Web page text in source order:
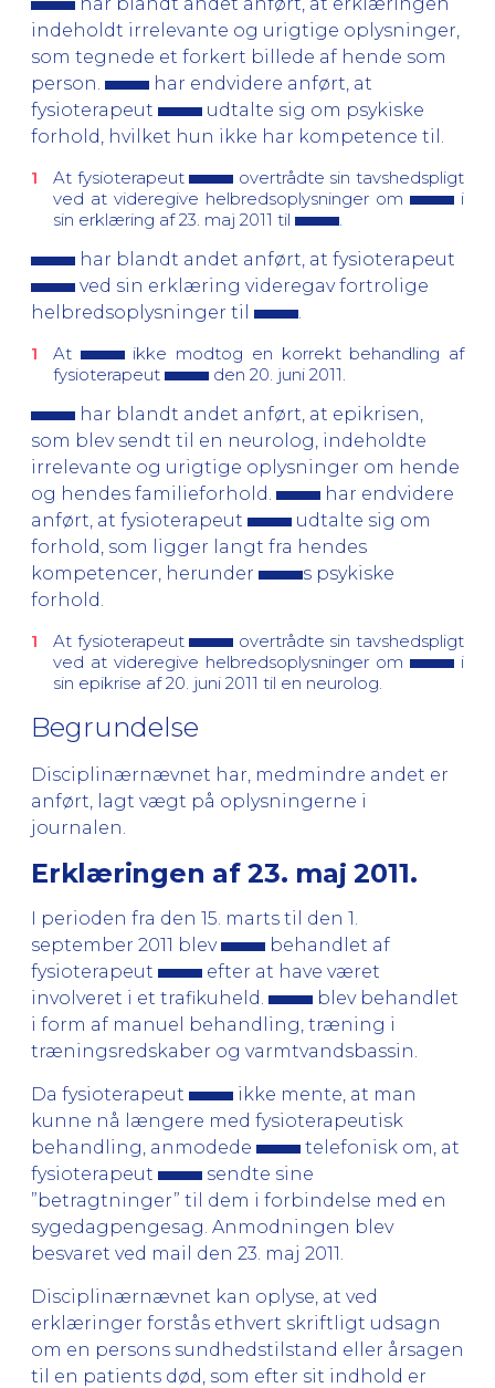
indeholdt irrelevante og urigtige oplysninger,
som tegnede et forkert billede af hende som
person.
har endvidere anført, at
fysioterapeut
udtalte sig om psykiske
forhold, hvilket hun ikke har kompetence til.
At fysioterapeut
overtrådte sin tavshedspligt
ved at videregive helbredsoplysninger om
i
sin erklæring af 23. maj 2011 til
har blandt andet anført, at fysioterapeut
ved sin erklæring videregav fortrolige
helbredsoplysninger til
At
ikke modtog en korrekt behandling af
fysioterapeut
den 20. juni 2011.
har blandt andet anført, at epikrisen,
som blev sendt til en neurolog, indeholdte
irrelevante og urigtige oplysninger om hende
og hendes familieforhold.
har endvidere
anført, at fysioterapeut
udtalte sig om
forhold, som ligger langt fra hendes
kompetencer, herunder
s psykiske
forhold.
At fysioterapeut
overtrådte sin tavshedspligt
ved at videregive helbredsoplysninger om
i
sin epikrise af 20. juni 2011 til en neurolog.
Begrundelse
Disciplinærnævnet har, medmindre andet er
anført, lagt vægt på oplysningerne i
journalen.
Erklæringen af 23. maj 2011.
I perioden fra den 15. marts til den 1.
september 2011 blev
behandlet af
fysioterapeut
efter at have været
involveret i et trafikuheld.
blev behandlet
i form af manuel behandling, træning i
træningsredskaber og varmtvandsbassin.
Da fysioterapeut
ikke mente, at man
kunne nå længere med fysioterapeutisk
behandling, anmodede
telefonisk om, at
fysioterapeut
sendte sine
”betragtninger” til dem i forbindelse med en
sygedagpengesag. Anmodningen blev
besvaret ved mail den 23. maj 2011.
Disciplinærnævnet kan oplyse, at ved
erklæringer forstås ethvert skriftligt udsagn
om en persons sundhedstilstand eller årsagen
til en patients død, som efter sit indhold er